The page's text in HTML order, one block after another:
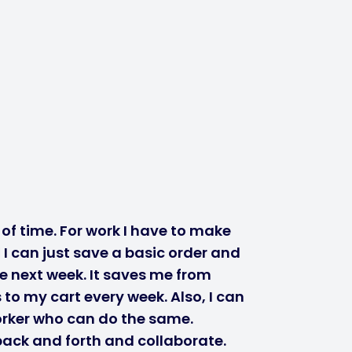
time. For work I have to make
can just save a basic order and
next week. It saves me from
my cart every week. Also, I can
who can do the same.
and forth and collaborate.